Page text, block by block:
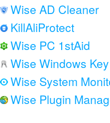
Wise AD Cleaner
KillAliProtect
Wise PC 1stAid
Wise Windows
Wise System
Wise Plugin